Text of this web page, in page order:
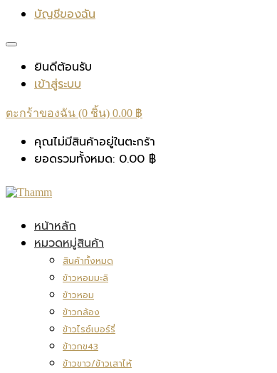
บัญชีของฉัน
ยินดีต้อนรับ
เข้าสู่ระบบ
ตะกร้าของฉัน (0 ชิ้น) 0.00 ฿
คุณไม่มีสินค้าอยู่ในตะกร้า
ยอดรวมทั้งหมด: 0.00 ฿
หน้าหลัก
หมวดหมู่สินค้า
สินค้าทั้งหมด
ข้าวหอมมะลิ
ข้าวหอม
ข้าวกล้อง
ข้าวไรซ์เบอร์รี่
ข้าวกข43
ข้าวขาว/ข้าวเสาไห้